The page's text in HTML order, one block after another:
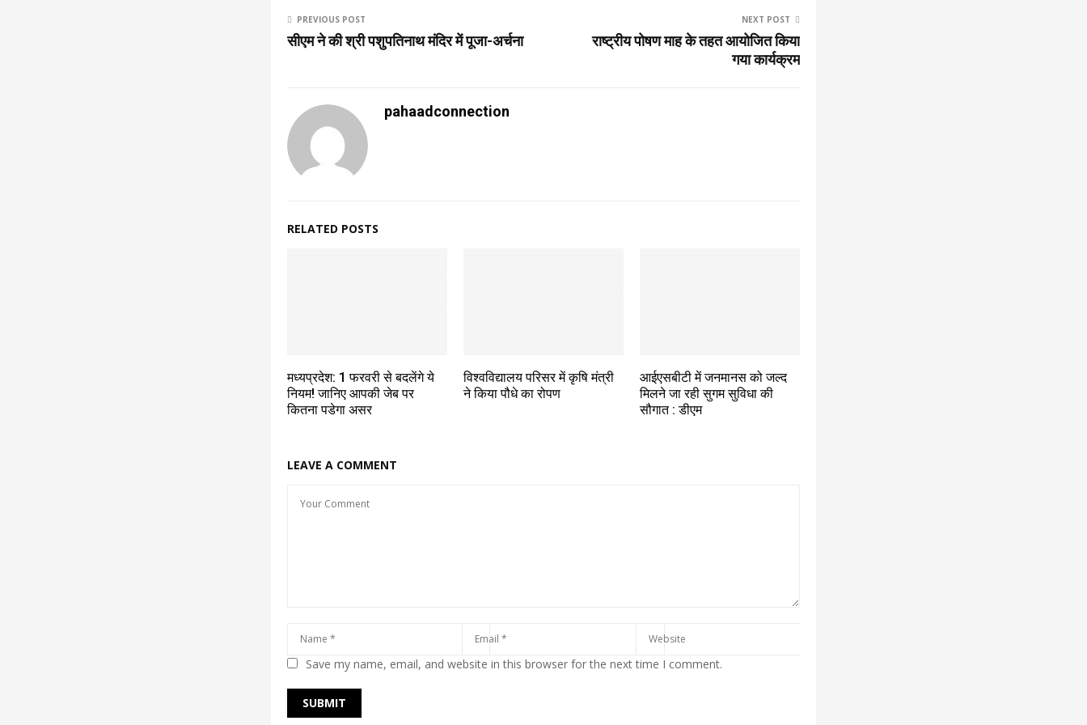
PREVIOUS POST
सीएम ने की श्री पशुपतिनाथ मंदिर में पूजा-अर्चना
NEXT POST
राष्ट्रीय पोषण माह के तहत आयोजित किया
गया कार्यक्रम
pahaadconnection
RELATED POSTS
मध्यप्रदेश: 1 फरवरी से बदलेंगे ये
नियम! जानिए आपकी जेब पर
कितना पडेगा असर
विश्वविद्यालय परिसर में कृषि मंत्री
ने किया पौधे का रोपण
आईएसबीटी में जनमानस को जल्द
मिलने जा रही सुगम सुविधा की
सौगात : डीएम
LEAVE A COMMENT
Save my name, email, and website in this browser for the next time I comment.